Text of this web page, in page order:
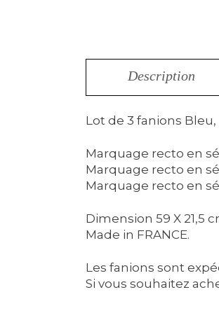
Description
Lot de 3 fanions
Marquage recto en
Marquage recto en
Marquage recto en
Dimension 59 X 21,5
Made in FRANCE.
Les fanions sont
Si vous souhaitez